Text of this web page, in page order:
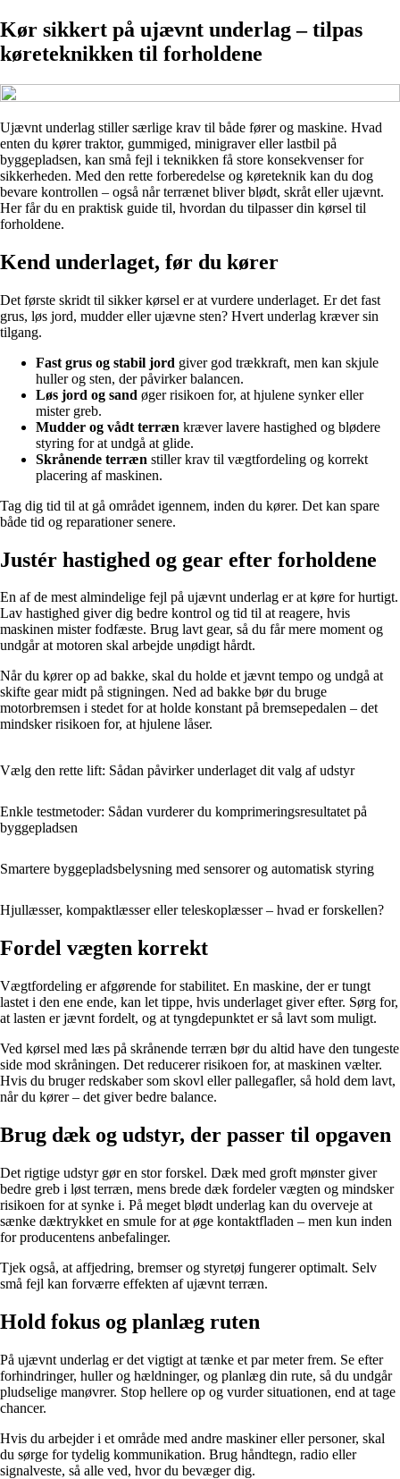
Kør sikkert på ujævnt underlag – tilpas
køreteknikken til forholdene
Ujævnt underlag stiller særlige krav til både fører og maskine. Hvad
enten du kører traktor, gummiged, minigraver eller lastbil på
byggepladsen, kan små fejl i teknikken få store konsekvenser for
sikkerheden. Med den rette forberedelse og køreteknik kan du dog
bevare kontrollen – også når terrænet bliver blødt, skråt eller ujævnt.
Her får du en praktisk guide til, hvordan du tilpasser din kørsel til
forholdene.
Kend underlaget, før du kører
Det første skridt til sikker kørsel er at vurdere underlaget. Er det fast
grus, løs jord, mudder eller ujævne sten? Hvert underlag kræver sin
tilgang.
Fast grus og stabil jord giver god trækkraft, men kan skjule
huller og sten, der påvirker balancen.
Løs jord og sand øger risikoen for, at hjulene synker eller
mister greb.
Mudder og vådt terræn kræver lavere hastighed og blødere
styring for at undgå at glide.
Skrånende terræn stiller krav til vægtfordeling og korrekt
placering af maskinen.
Tag dig tid til at gå området igennem, inden du kører. Det kan spare
både tid og reparationer senere.
Justér hastighed og gear efter forholdene
En af de mest almindelige fejl på ujævnt underlag er at køre for hurtigt.
Lav hastighed giver dig bedre kontrol og tid til at reagere, hvis
maskinen mister fodfæste. Brug lavt gear, så du får mere moment og
undgår at motoren skal arbejde unødigt hårdt.
Når du kører op ad bakke, skal du holde et jævnt tempo og undgå at
skifte gear midt på stigningen. Ned ad bakke bør du bruge
motorbremsen i stedet for at holde konstant på bremsepedalen – det
mindsker risikoen for, at hjulene låser.
Vælg den rette lift: Sådan påvirker underlaget dit valg af udstyr
Enkle testmetoder: Sådan vurderer du komprimeringsresultatet på
byggepladsen
Smartere byggepladsbelysning med sensorer og automatisk styring
Hjullæsser, kompaktlæsser eller teleskoplæsser – hvad er forskellen?
Fordel vægten korrekt
Vægtfordeling er afgørende for stabilitet. En maskine, der er tungt
lastet i den ene ende, kan let tippe, hvis underlaget giver efter. Sørg for,
at lasten er jævnt fordelt, og at tyngdepunktet er så lavt som muligt.
Ved kørsel med læs på skrånende terræn bør du altid have den tungeste
side mod skråningen. Det reducerer risikoen for, at maskinen vælter.
Hvis du bruger redskaber som skovl eller pallegafler, så hold dem lavt,
når du kører – det giver bedre balance.
Brug dæk og udstyr, der passer til opgaven
Det rigtige udstyr gør en stor forskel. Dæk med groft mønster giver
bedre greb i løst terræn, mens brede dæk fordeler vægten og mindsker
risikoen for at synke i. På meget blødt underlag kan du overveje at
sænke dæktrykket en smule for at øge kontaktfladen – men kun inden
for producentens anbefalinger.
Tjek også, at affjedring, bremser og styretøj fungerer optimalt. Selv
små fejl kan forværre effekten af ujævnt terræn.
Hold fokus og planlæg ruten
På ujævnt underlag er det vigtigt at tænke et par meter frem. Se efter
forhindringer, huller og hældninger, og planlæg din rute, så du undgår
pludselige manøvrer. Stop hellere op og vurder situationen, end at tage
chancer.
Hvis du arbejder i et område med andre maskiner eller personer, skal
du sørge for tydelig kommunikation. Brug håndtegn, radio eller
signalveste, så alle ved, hvor du bevæger dig.